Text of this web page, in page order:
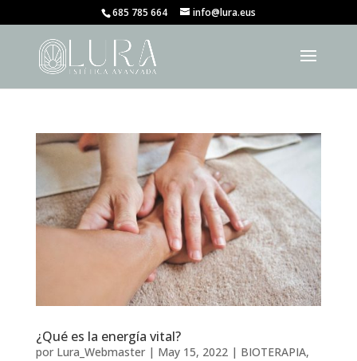
685 785 664 info@lura.eus
¿Qué es la energía vital?
por Lura_Webmaster| May 15, 2022| BIOTERAPIA,